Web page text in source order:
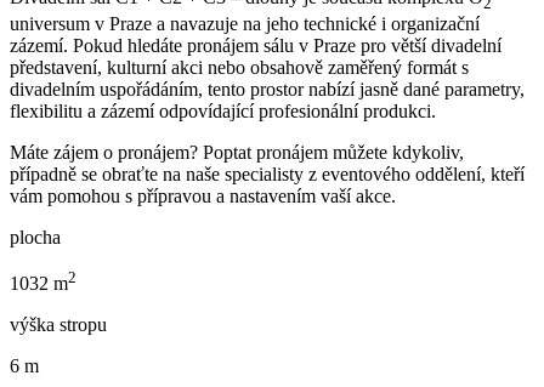
universum v Praze a navazuje na jeho technické i organizační
zázemí. Pokud hledáte pronájem sálu v Praze pro větší divadelní
představení, kulturní akci nebo obsahově zaměřený formát s
divadelním uspořádáním, tento prostor nabízí jasně dané parametry,
flexibilitu a zázemí odpovídající profesionální produkci.
Máte zájem o pronájem? Poptat pronájem můžete kdykoliv,
případně se obraťte na naše specialisty z eventového oddělení, kteří
vám pomohou s přípravou a nastavením vaší akce.
plocha
1032 m2
výška stropu
6 m